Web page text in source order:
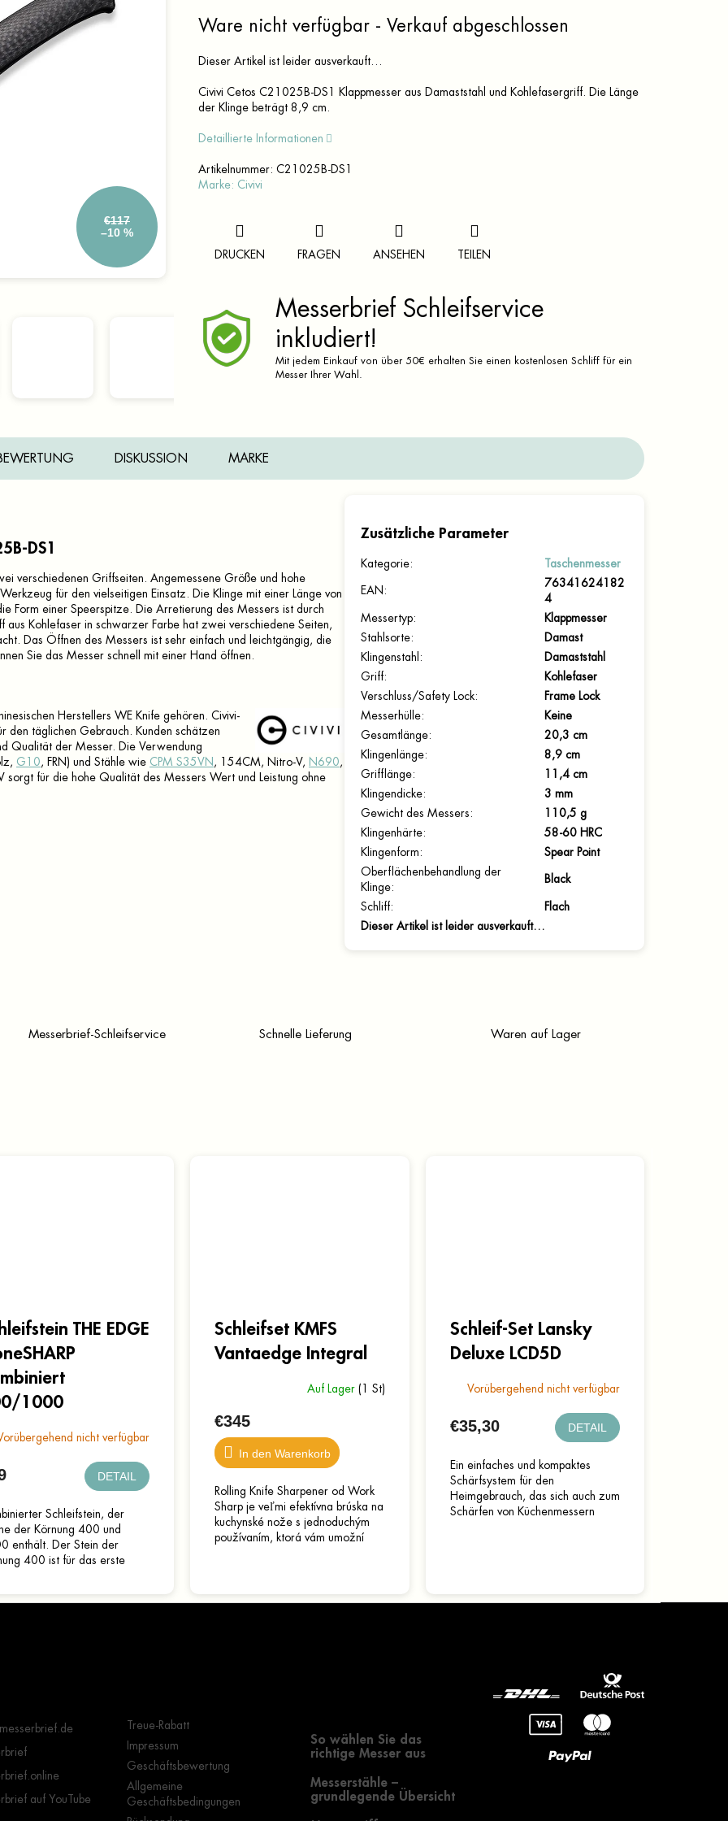
€117
–10 %
Ware nicht verfügbar - Verkauf abgeschlossen
Dieser Artikel ist leider ausverkauft…
Civivi Cetos C21025B-DS1 Klappmesser aus Damaststahl und Kohlefasergriff. Die Länge
der Klinge beträgt 8,9 cm.
Detaillierte Informationen
Artikelnummer: C21025B-DS1
Marke: Civivi
DRUCKEN FRAGEN ANSEHEN TEILEN
Messerbrief Schleifservice
inkludiert!
Mit jedem Einkauf von über 50€ erhalten Sie einen kostenlosen Schliff für ein
Messer Ihrer Wahl.
DISKUSSION MARKE
DS1
verschiedenen Griffseiten. Angemessene Größe und hohe
für den vielseitigen Einsatz. Die Klinge mit einer Länge von
Form einer Speerspitze. Die Arretierung des Messers ist durch
aus Kohlefaser in schwarzer Farbe hat zwei verschiedene Seiten,
Das Öffnen des Messers ist sehr einfach und leichtgängig, die
Sie das Messer schnell mit einer Hand öffnen.
Herstellers WE Knife gehören. Civivi-
den täglichen Gebrauch. Kunden schätzen
Qualität der Messer. Die Verwendung
G10 , FRN) und Stähle wie CPM S35VN , 154CM, Nitro-V, N690 ,
für die hohe Qualität des Messers Wert und Leistung ohne
Zusätzliche Parameter
Kategorie: Taschenmesser
EAN :
76341624182
4
Messertyp:
Klappmesser
Stahlsorte:
Damast
Klingenstahl :
Damaststahl
Griff:
Kohlefaser
Verschluss/Safety Lock:
Frame Lock
Messerhülle:
Keine
Gesamtlänge:
20,3 cm
Klingenlänge:
8,9 cm
Grifflänge:
11,4 cm
Klingendicke:
3 mm
Gewicht des Messers :
110,5 g
Klingenhärte:
58-60 HRC
Klingenform :
Spear Point
Oberflächenbehandlung der
Klinge:
Black
Schliff:
Flach
Dieser Artikel ist leider ausverkauft…
Messerbrief-Schleifservice Schnelle Lieferung Waren auf Lager
THE EDGE
1000
nicht verfügbar
DETAIL
Schleifstein, der
der Körnung 400 und
enthält. Der Stein der
400 ist für das erste
Schleifset KMFS
Vantaedge Integral
Auf Lager (1 St)
€345
In den Warenkorb
Rolling Knife Sharpener od Work
Sharp je veľmi efektívna brúska na
kuchynské nože s jednoduchým
používaním, ktorá vám umožní
Schleif-Set Lansky
Deluxe LCD5D
Vorübergehend nicht verfügbar
€35,30 DETAIL
Ein einfaches und kompaktes
Schärfsystem für den
Heimgebrauch, das sich auch zum
Schärfen von Küchenmessern
messerbrief.de
auf YouTube
Treue-Rabatt
Impressum
Geschäftsbewertung
Allgemeine
Geschäftsbedingungen
So wählen Sie das
richtige Messer aus
Messerstähle –
grundlegende Übersicht